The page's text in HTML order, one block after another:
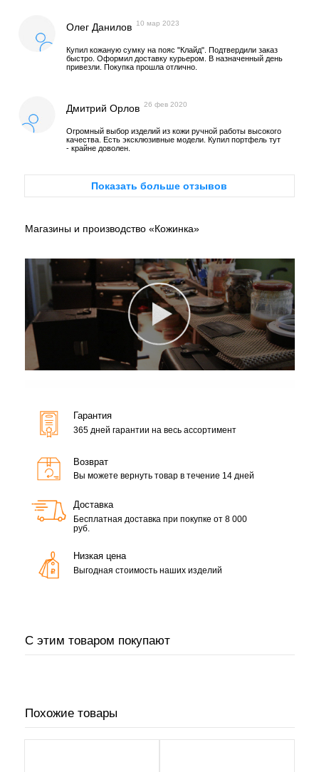
Олег Данилов 10 мар 2023
Купил кожаную сумку на пояс "Клайд". Подтвердили заказ
быстро. Оформил доставку курьером. В назначенный день
привезли. Покупка прошла отлично.
Дмитрий Орлов 26 фев 2020
Огромный выбор изделий из кожи ручной работы высокого
качества. Есть эксклюзивные модели. Купил портфель тут
- крайне доволен.
Показать больше отзывов
Магазины и производство «Кожинка»
Гарантия
365 дней гарантии на весь ассортимент
Возврат
Вы можете вернуть товар в течение 14 дней
Доставка
Бесплатная доставка при покупке от 8 000
руб.
Низкая цена
Выгодная стоимость наших изделий
С этим товаром покупают
Похожие товары